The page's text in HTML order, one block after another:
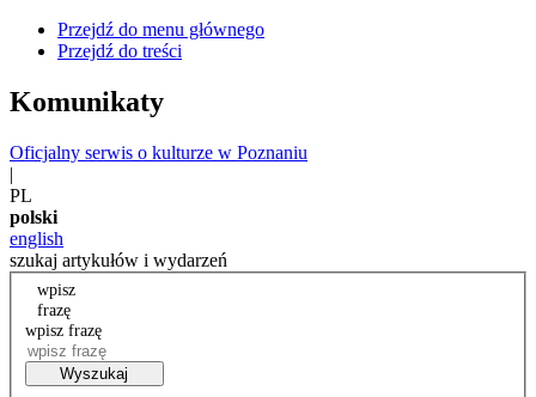
Przejdź do menu głównego
Przejdź do treści
Komunikaty
Oficjalny serwis o kulturze w Poznaniu
|
PL
polski
english
szukaj artykułów i wydarzeń
wpisz
frazę
wpisz frazę
Wyszukaj